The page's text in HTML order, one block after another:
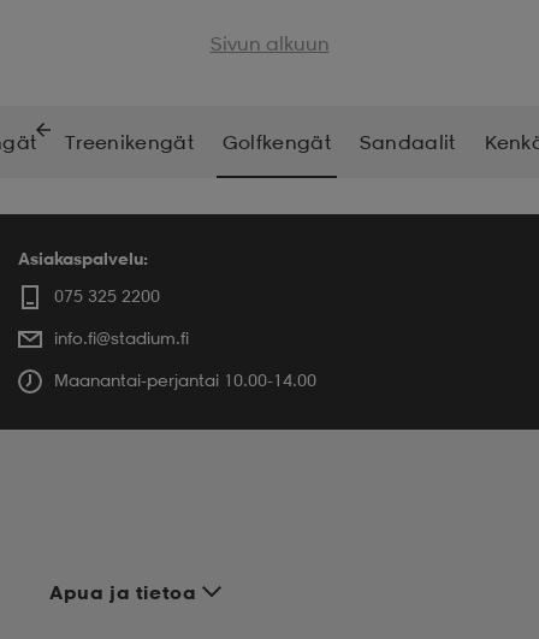
Sivun alkuun
Treenikengät Golfkengät Sandaalit
Asiakaspalvelu:
075 325 2200
info.fi@stadium.fi
Maanantai-perjantai 10.00-14.00
Apua ja tietoa